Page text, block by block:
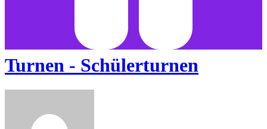
Turnen - Schülerturnen